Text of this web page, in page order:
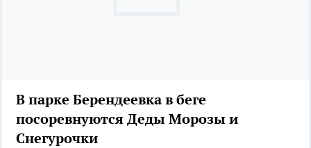
В парке Берендеевка в беге
посоревнуются Деды Морозы и
Снегурочки